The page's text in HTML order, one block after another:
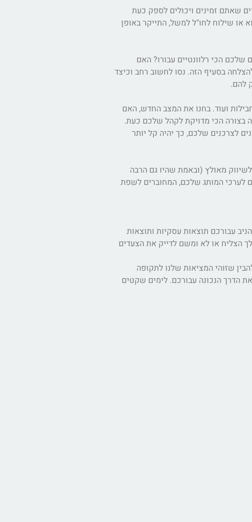
שאתם זמינים ויכולים לספק כעת
או שילוח לחו"ל למשל, התייקר באופן
הכי רלוונטיים עבורו? האם
בסעיף הזה. נסו לחשוב רחב וכיצד
להם.
ועוד. בחנו את המצב החדש, האם
בצורה הכי מדויקת לקהל שלכם כעת.
לצרכנים שלכם, כך יהיה קל יותר
מאולץ (ובאמת שהיו גם הרבה
לערכי המותג שלכם, המחוברים לשפת
עבורכם תוצאות עסקיות ותוצאות
הצליח או לא ומשם לדייק את הצעדים
שזוהי המציאות שלנו לתקופה
הדרך הנכונה עבורכם. לימים שקטים